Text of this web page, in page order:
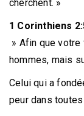
cherchent. »
1 Corinthiens
» Afin que
hommes, mais
Celui qui a
peur dans